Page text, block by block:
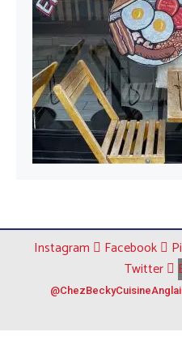
Instagram Facebook
Twitter